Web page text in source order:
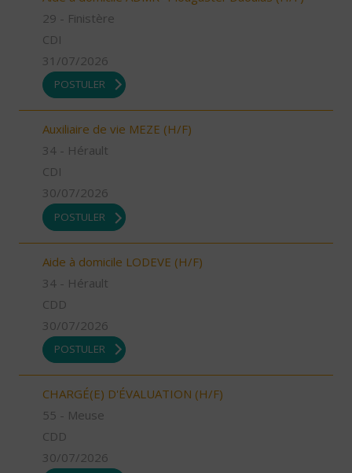
29 - Finistère
CDI
31/07/2026
POSTULER
Auxiliaire de vie MEZE (H/F)
34 - Hérault
CDI
30/07/2026
POSTULER
Aide à domicile LODEVE (H/F)
34 - Hérault
CDD
30/07/2026
POSTULER
CHARGÉ(E) D'ÉVALUATION (H/F)
55 - Meuse
CDD
30/07/2026